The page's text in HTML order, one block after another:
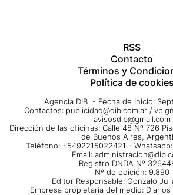
RSS
Contacto
Términos y
Política de cookies
Agencia DIB - Fecha de Inicio:
Contactos: publicidad@dib.com.ar /
avisosdib@gmail.com
Dirección de las oficinas: Calle 48 Nº 726
de Buenos Aires,
Teléfono: +5492215022421 -
Email:
Registro DNDA Nº
Nº de edición: 9.890
Editor Responsable: Gonzalo
Empresa propietaria del medio: